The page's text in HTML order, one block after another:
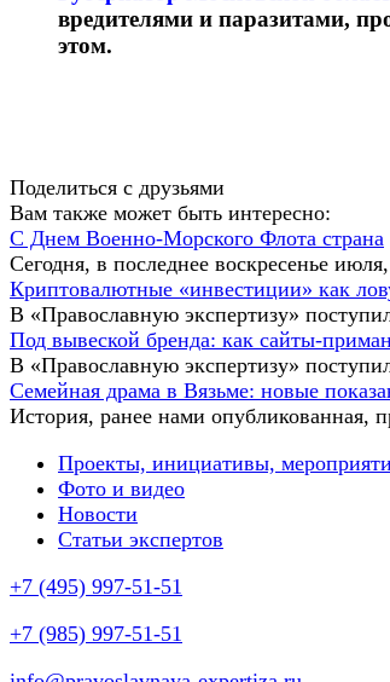
вредителями и паразитами,
этом.
Поделиться с друзьями
Вам также может быть интересно:
С Днем Военно-Морского Флота страна
Сегодня, в последнее воскресенье
Криптовалютные «инвестиции» как
В «Православную экспертизу»
Под вывеской бренда: как сайты-
В «Православную экспертизу»
Семейная драма в Вязьме: новые
История, ранее нами опубликованная,
Проекты, инициативы,
Фото и видео
Новости
Статьи экспертов
+7 (495) 997-51-51
+7 (985) 997-51-51